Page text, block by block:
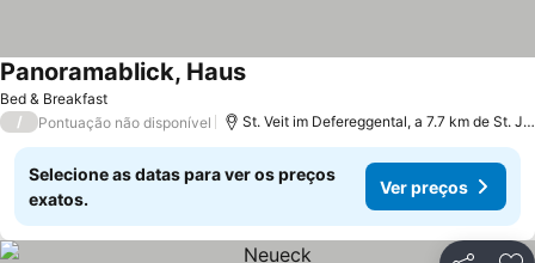
Bed & Breakfast
Panoramablick, Haus
/ Pontuação não disponível St. Veit im Defereggental, a 7.7 km de St. Jakob im Defereggental
Selecione as datas para ver os preços
exatos.
Ver preços